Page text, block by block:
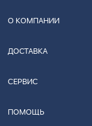
О КОМПАНИИ
ДОСТАВКА
СЕРВИС
ПОМОЩЬ